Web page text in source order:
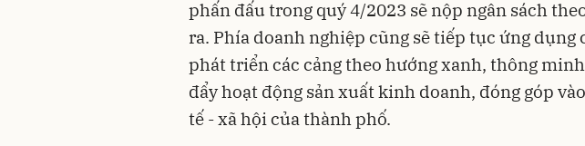
phấn đấu trong quý 4/2023 sẽ nộp ngân sách
ra. Phía doanh nghiệp cũng sẽ tiếp tục ứng dụng
phát triển các cảng theo hướng xanh, thông
đẩy hoạt động sản xuất kinh doanh, đóng góp
tế - xã hội của thành phố.